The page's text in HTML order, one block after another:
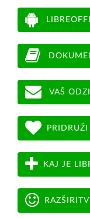
VAŠ
PRIDRUŽI
KAJ JE